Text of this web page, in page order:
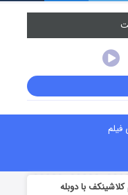
فیلم
کلاشینکف با دوبله